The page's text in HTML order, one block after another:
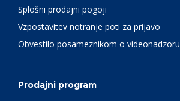
Splošni prodajni pogoji
Vzpostavitev notranje poti za prijavo
Obvestilo posameznikom o videonadzoru
Prodajni program